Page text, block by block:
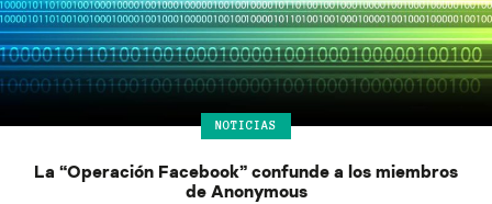
NOTICIAS
La “Operación Facebook” confunde a los miembros
de Anonymous